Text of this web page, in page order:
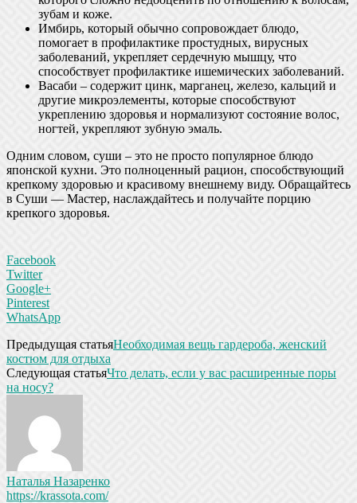
зубам и коже.
Имбирь, который обычно сопровождает блюдо,
помогает в профилактике простудных, вирусных
заболеваний, укрепляет сердечную мышцу, что
способствует профилактике ишемических заболеваний.
Васаби – содержит цинк, марганец, железо, кальций и
другие микроэлементы, которые способствуют
укреплению здоровья и нормализуют состояние волос,
ногтей, укрепляют зубную эмаль.
Одним словом, суши – это не просто популярное блюдо
японской кухни. Это полноценный рацион, способствующий
крепкому здоровью и красивому внешнему виду. Обращайтесь
в Суши — Мастер, наслаждайтесь и получайте порцию
крепкого здоровья.
Facebook
Twitter
Google+
Pinterest
WhatsApp
Предыдущая статьяНеобходимая вещь гардероба, женский
костюм для отдыха
Следующая статьяЧто делать, если у вас расширенные поры
на носу?
Наталья Назаренко
https://krassota.com/